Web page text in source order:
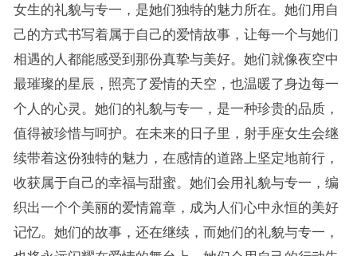
女生的礼貌与专一，是她们独特的魅力所在。她们用自
己的方式书写着属于自己的爱情故事，让每一个与她们
相遇的人都能感受到那份真挚与美好。她们就像夜空中
最璀璨的星辰，照亮了爱情的天空，也温暖了身边每一
个人的心灵。她们的礼貌与专一，是一种珍贵的品质，
值得被珍惜与呵护。在未来的日子里，射手座女生会继
续带着这份独特的魅力，在感情的道路上坚定地前行，
收获属于自己的幸福与甜蜜。她们会用礼貌与专一，编
织出一个个美丽的爱情篇章，成为人们心中永恒的美好
记忆。她们的故事，还在继续，而她们的礼貌与专一，